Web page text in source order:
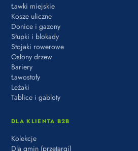
Ławki miejskie
Kosze uliczne
Donice i gazony
Słupki i blokady
Stojaki rowerowe
Osłony drzew
Bariery
Ławostoły
Leżaki
Tablice i gabloty
DLA KLIENTA B2B
Kolekcje
Dla gmin (przetargi)